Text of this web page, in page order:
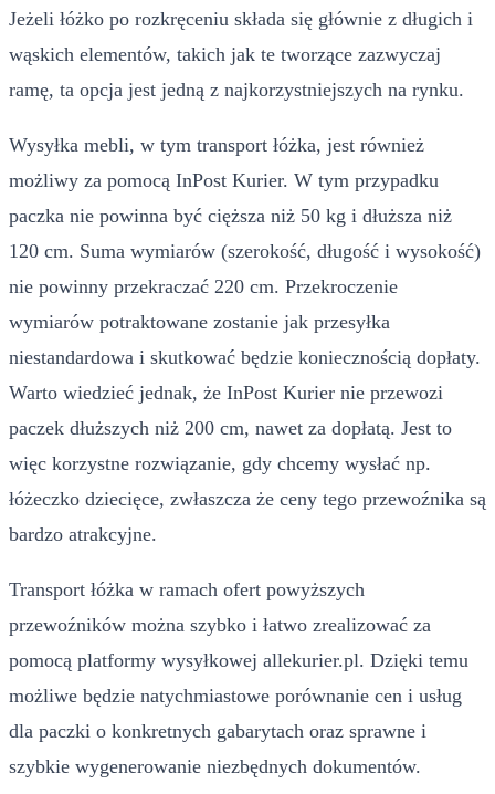
Jeżeli łóżko po rozkręceniu składa się głównie z długich i
wąskich elementów, takich jak te tworzące zazwyczaj
ramę, ta opcja jest jedną z najkorzystniejszych na rynku.
Wysyłka mebli, w tym transport łóżka, jest również
możliwy za pomocą InPost Kurier. W tym przypadku
paczka nie powinna być cięższa niż 50 kg i dłuższa niż
120 cm. Suma wymiarów (szerokość, długość i wysokość)
nie powinny przekraczać 220 cm. Przekroczenie
wymiarów potraktowane zostanie jak przesyłka
niestandardowa i skutkować będzie koniecznością dopłaty.
Warto wiedzieć jednak, że InPost Kurier nie przewozi
paczek dłuższych niż 200 cm, nawet za dopłatą. Jest to
więc korzystne rozwiązanie, gdy chcemy wysłać np.
łóżeczko dziecięce, zwłaszcza że ceny tego przewoźnika są
bardzo atrakcyjne.
Transport łóżka w ramach ofert powyższych
przewoźników można szybko i łatwo zrealizować za
pomocą platformy wysyłkowej allekurier.pl. Dzięki temu
możliwe będzie natychmiastowe porównanie cen i usług
dla paczki o konkretnych gabarytach oraz sprawne i
szybkie wygenerowanie niezbędnych dokumentów.